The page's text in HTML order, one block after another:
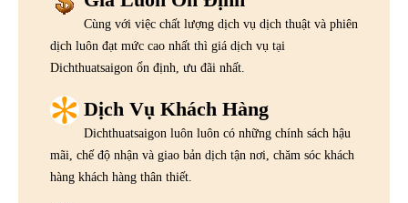
Cùng với việc chất lượng dịch vụ dịch thuật và phiên
dịch luôn đạt mức cao nhất thì giá dịch vụ tại
Dichthuatsaigon ổn định, ưu đãi nhất.
Dịch Vụ Khách Hàng
Dichthuatsaigon luôn luôn có những chính sách hậu
mãi, chế độ nhận và giao bản dịch tận nơi, chăm sóc khách
hàng khách hàng thân thiết.